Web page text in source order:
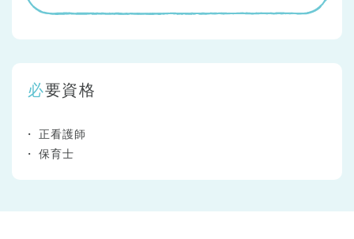
必要資格
正看護師
保育士